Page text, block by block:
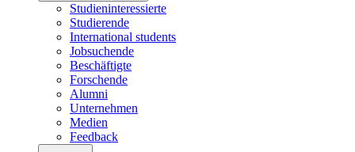
Studieninteressierte
Studierende
International students
Jobsuchende
Beschäftigte
Forschende
Alumni
Unternehmen
Medien
Feedback